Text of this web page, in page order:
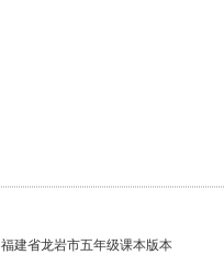
福建省龙岩市五年级课本版本